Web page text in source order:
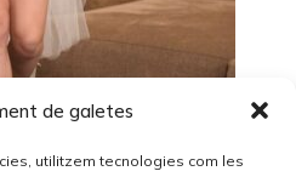
de galetes
utilitzem tecnologies com les